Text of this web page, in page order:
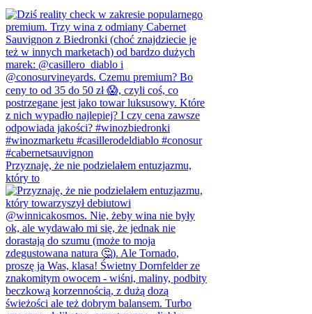
Przyznaję, że nie podzielałem entuzjazmu,
który to